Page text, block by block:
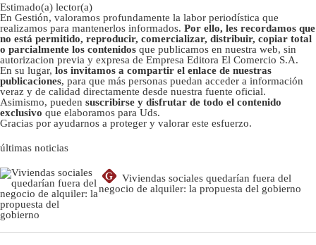
Estimado(a) lector(a)
En Gestión, valoramos profundamente la labor periodística que
realizamos para mantenerlos informados. Por ello, les recordamos que
no está permitido, reproducir, comercializar, distribuir, copiar total
o parcialmente los contenidos que publicamos en nuestra web, sin
autorizacion previa y expresa de Empresa Editora El Comercio S.A.
En su lugar, los invitamos a compartir el enlace de nuestras
publicaciones, para que más personas puedan acceder a información
veraz y de calidad directamente desde nuestra fuente oficial.
Asimismo, pueden suscribirse y disfrutar de todo el contenido
exclusivo que elaboramos para Uds.
Gracias por ayudarnos a proteger y valorar este esfuerzo.
últimas noticias
G
Viviendas sociales quedarían fuera del
negocio de alquiler: la propuesta del gobierno